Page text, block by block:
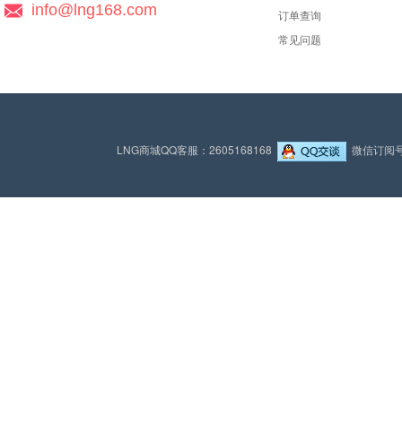
info@lng168.com
订单查询
常见问题
LNG商城QQ客服：2605168168 微信订阅